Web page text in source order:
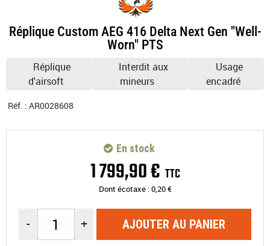
Réplique Custom AEG 416 Delta Next Gen "Well-
Worn" PTS
Réplique
d'airsoft
Interdit aux
mineurs
Usage
encadré
Réf. : AR0028608
1 799,90€ TTC
Dont écotaxe :0,20€
En stock
- + AJOUTER AU PANIER